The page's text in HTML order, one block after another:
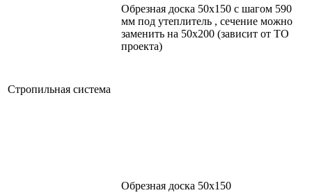
Стропильная система
Обрезная доска 50х150 с шагом 590
мм под утеплитель , сечение можно
заменить на 50х200 (зависит от ТО
проекта)
Обрезная доска 50х150